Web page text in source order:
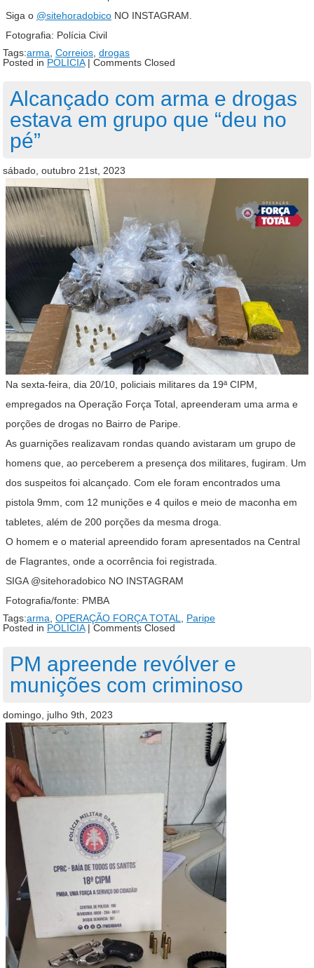
Siga o @sitehoradobico NO INSTAGRAM.
Fotografia: Polícia Civil
Tags:arma Correios drogas
Posted in POLÍCIA| Comments Closed
Alcançado com arma e drogas
estava em grupo que “deu no
pé”
sábado, outubro 21st, 2023
Na sexta-feira, dia 20/10, policiais militares da 19ª CIPM,
empregados na Operação Força Total, apreenderam uma arma e
porções de drogas no Bairro de Paripe.
As guarnições realizavam rondas quando avistaram um grupo de
homens que, ao perceberem a presença dos militares, fugiram. Um
dos suspeitos foi alcançado. Com ele foram encontrados uma
pistola 9mm, com 12 munições e 4 quilos e meio de maconha em
tabletes, além de 200 porções da mesma droga.
O homem e o material apreendido foram apresentados na Central
de Flagrantes, onde a ocorrência foi registrada.
SIGA @sitehoradobico NO INSTAGRAM
Fotografia/fonte: PMBA
Tags:arma OPERAÇÃO FORÇA TOTAL
Paripe
Posted in POLÍCIA|Comments Closed
PM apreende revólver e
munições com criminoso
domingo, julho 9th, 2023